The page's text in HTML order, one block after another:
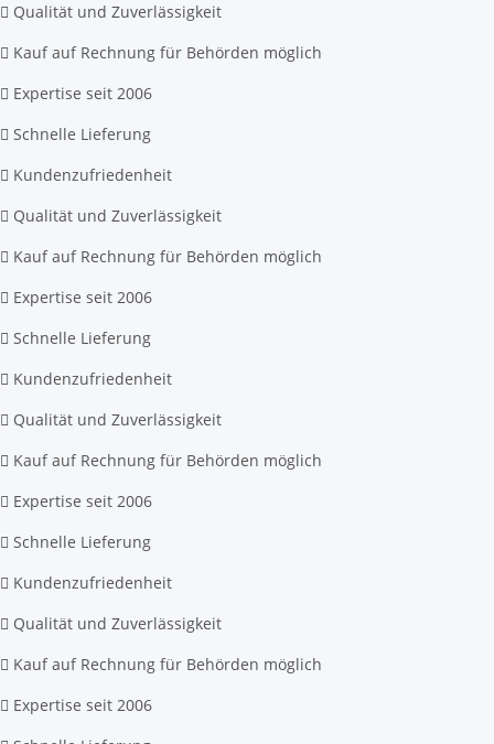
Qualität und Zuverlässigkeit
Kauf auf Rechnung für Behörden möglich
Expertise seit 2006
Schnelle Lieferung
Kundenzufriedenheit
Qualität und Zuverlässigkeit
Kauf auf Rechnung für Behörden möglich
Expertise seit 2006
Schnelle Lieferung
Kundenzufriedenheit
Qualität und Zuverlässigkeit
Kauf auf Rechnung für Behörden möglich
Expertise seit 2006
Schnelle Lieferung
Kundenzufriedenheit
Qualität und Zuverlässigkeit
Kauf auf Rechnung für Behörden möglich
Expertise seit 2006